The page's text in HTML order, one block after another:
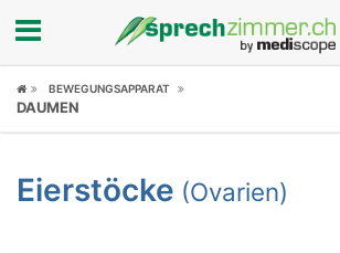
Fokus
Symptome
BEWEGUNGSAPPARAT
DAUMEN
Eierstöcke (Ovarien)